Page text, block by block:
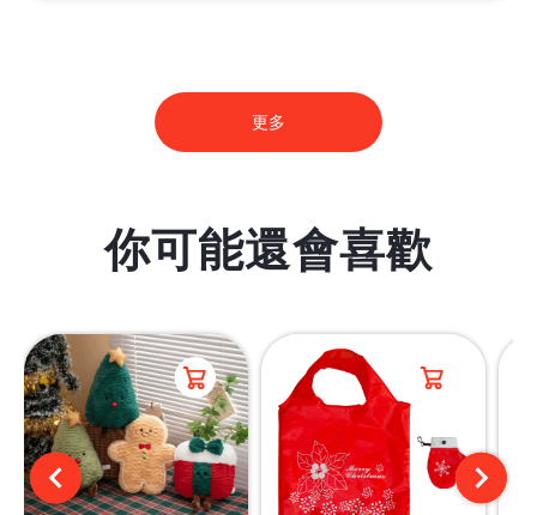
更多
你可能還會喜歡